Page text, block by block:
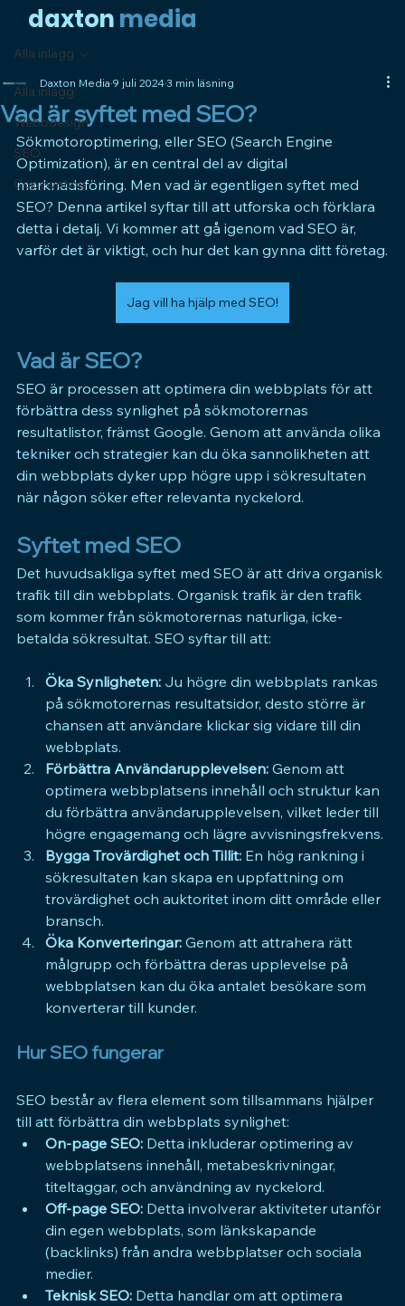
daxtonmedia
Alla inlägg
Webbdesign
SEO
Copywriting
Alla inlägg
Vad är syftet med SEO?
Daxton Media 9 juli 20243 min läsning
Sökmotoroptimering, eller SEO (Search Engine
Optimization), är en central del av digital
marknadsföring. Men vad är egentligen syftet med
SEO? Denna artikel syftar till att utforska och förklara
detta i detalj. Vi kommer att gå igenom vad SEO är,
varför det är viktigt, och hur det kan gynna ditt företag.
Jag vill ha hjälp med SEO!
Vad är SEO?
SEO är processen att optimera din webbplats för att
förbättra dess synlighet på sökmotorernas
resultatlistor, främst Google. Genom att använda olika
tekniker och strategier kan du öka sannolikheten att
din webbplats dyker upp högre upp i sökresultaten
när någon söker efter relevanta nyckelord.
Syftet med SEO
Det huvudsakliga syftet med SEO är att driva organisk
trafik till din webbplats. Organisk trafik är den trafik
som kommer från sökmotorernas naturliga, icke-
betalda sökresultat. SEO syftar till att:
Öka Synligheten: Ju högre din webbplats rankas
på sökmotorernas resultatsidor, desto större är
chansen att användare klickar sig vidare till din
webbplats.
Förbättra Användarupplevelsen: Genom att
optimera webbplatsens innehåll och struktur kan
du förbättra användarupplevelsen, vilket leder till
högre engagemang och lägre avvisningsfrekvens.
Bygga Trovärdighet och Tillit: En hög rankning i
sökresultaten kan skapa en uppfattning om
trovärdighet och auktoritet inom ditt område eller
bransch.
Öka Konverteringar: Genom att attrahera rätt
målgrupp och förbättra deras upplevelse på
webbplatsen kan du öka antalet besökare som
konverterar till kunder.
Hur SEO fungerar
SEO består av flera element som tillsammans hjälper
till att förbättra din webbplats synlighet:
On-page SEO: Detta inkluderar optimering av
webbplatsens innehåll, metabeskrivningar,
titeltaggar, och användning av nyckelord.
Off-page SEO: Detta involverar aktiviteter utanför
din egen webbplats, som länkskapande
(backlinks) från andra webbplatser och sociala
medier.
Teknisk SEO: Detta handlar om att optimera